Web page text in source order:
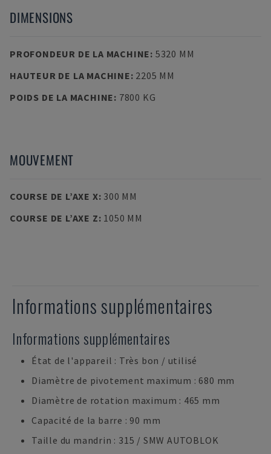
DIMENSIONS
PROFONDEUR DE LA MACHINE: 5320 MM
HAUTEUR DE LA MACHINE: 2205 MM
POIDS DE LA MACHINE: 7800 KG
MOUVEMENT
COURSE DE L’AXE X: 300 MM
COURSE DE L’AXE Z: 1050 MM
Informations supplémentaires
Informations supplémentaires
État de l'appareil : Très bon / utilisé
Diamètre de pivotement maximum : 680 mm
Diamètre de rotation maximum : 465 mm
Capacité de la barre : 90 mm
Taille du mandrin : 315 / SMW AUTOBLOK